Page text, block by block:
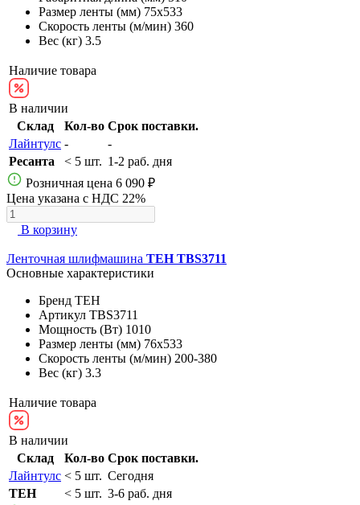
Размер ленты (мм) 75х533
Скорость ленты (м/мин) 360
Вес (кг) 3.5
Наличие товара
В наличии
Склад
Кол-во Срок поставки.
Лайнтулс -
-
Ресанта
< 5 шт. 1-2 раб. дня
Розничная цена 6 090 ₽
Цена указана с НДС 22%
В корзину
Ленточная шлифмашина TEH TBS3711
Основные характеристики
Бренд TEH
Артикул TBS3711
Мощность (Вт) 1010
Размер ленты (мм) 76х533
Скорость ленты (м/мин) 200-380
Вес (кг) 3.3
Наличие товара
В наличии
Склад
Кол-во Срок поставки.
Лайнтулс < 5 шт. Сегодня
TEH
< 5 шт. 3-6 раб. дня